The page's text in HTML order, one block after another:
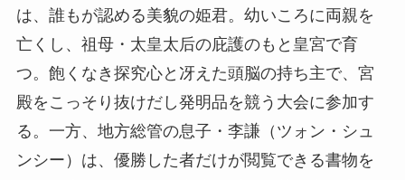
は、誰もが認める美貌の姫君。幼いころに両親を
亡くし、祖母・太皇太后の庇護のもと皇宮で育
つ。飽くなき探究心と冴えた頭脳の持ち主で、宮
殿をこっそり抜けだし発明品を競う大会に参加す
る。一方、地方総管の息子・李謙（ツォン・シュ
ンシー）は、優勝した者だけが閲覧できる書物を